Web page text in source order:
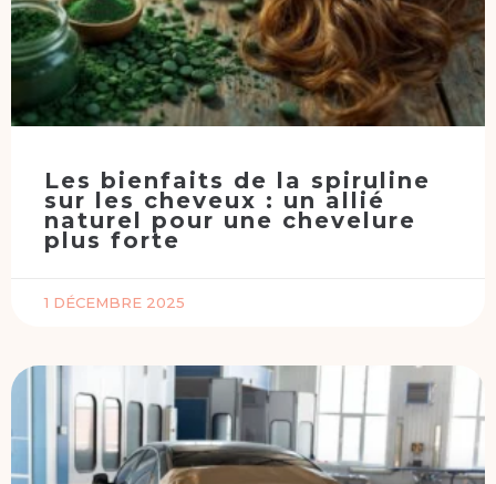
Les bienfaits de la spiruline
sur les cheveux : un allié
naturel pour une chevelure
plus forte
1 DÉCEMBRE 2025